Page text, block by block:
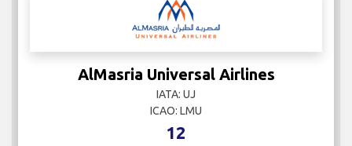
AlMasria Universal Airlines
IATA: UJ
ICAO: LMU
12